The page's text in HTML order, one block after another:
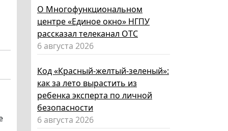
О Многофункциональном
центре «Единое окно» НГПУ
рассказал телеканал ОТС
6 августа 2026
Код «Красный-желтый-зеленый»:
как за лето вырастить из
ребенка эксперта по личной
безопасности
6 августа 2026